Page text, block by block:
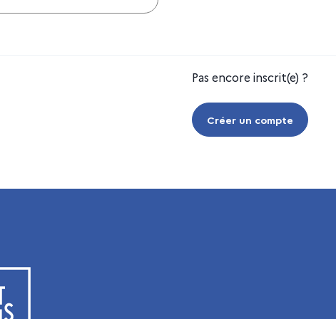
Pas encore inscrit(e) ?
Créer un compte
français